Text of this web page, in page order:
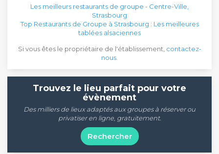
Les meilleurs restaurants de groupe - Centre-Ville,
Strasbourg
Top Restaurants de Groupe à Strasbourg : Les meilleures
tablées alsaciennes
Si vous êtes le propriétaire de l'établissement, contactez-
nous
Trouvez le lieu parfait pour votre
évènement
Des milliers de lieux adaptés aux groupes à réserver ou
privatiser en ligne, gratuitement.
Rechercher